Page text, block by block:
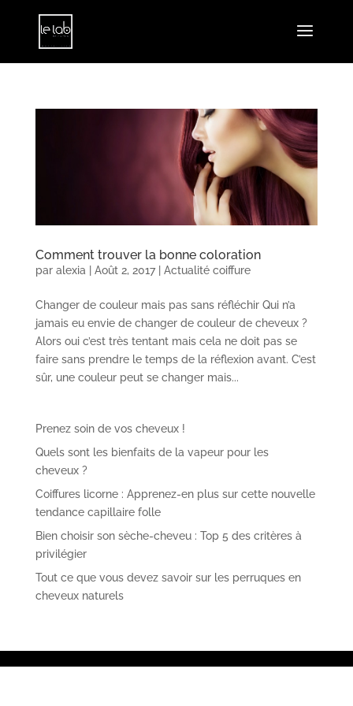
Comment trouver la bonne coloration
par alexia Août 2, 2017| Actualité coiffure
Changer de couleur mais pas sans réfléchir Qui n’a
jamais eu envie de changer de couleur de cheveux ?
Alors oui c’est très tentant mais cela ne doit pas se
faire sans prendre le temps de la réflexion avant. C’est
sûr, une couleur peut se changer mais...
Prenez soin de vos cheveux !
Quels sont les bienfaits de la vapeur pour les
cheveux ?
Coiffures licorne : Apprenez-en plus sur cette nouvelle
tendance capillaire folle
Bien choisir son sèche-cheveu : Top 5 des critères à
privilégier
Tout ce que vous devez savoir sur les perruques en
cheveux naturels